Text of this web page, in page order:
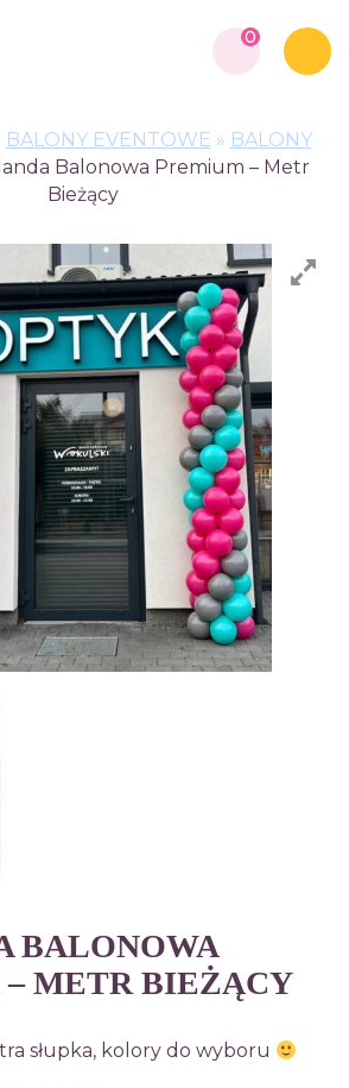
0
BALONY EVENTOWE » BALONY
Balonowa Premium – Metr
Bieżący
BALONOWA
METR BIEŻĄCY
słupka, kolory do wyboru